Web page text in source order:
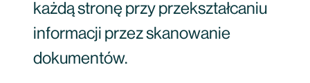
każdą stronę przy przekształcaniu
informacji przez skanowanie
dokumentów.